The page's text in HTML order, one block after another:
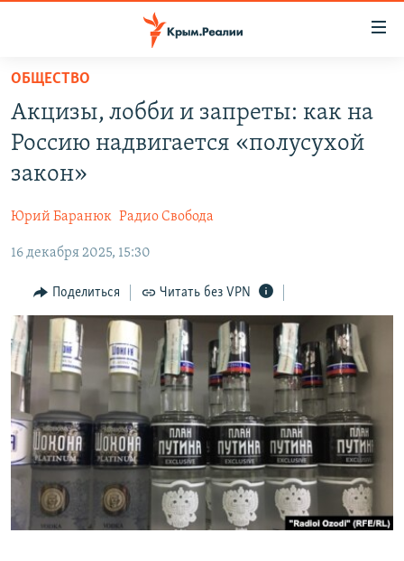
Вернуться
основному
содержанию
главной
навигации
Вернутся
поиску
СПЕЦПРОЕКТЫ
11 ЛЕТ ОККУПАЦИИ КРЫМА. 11 ИСТОРИЙ СОПРОТИВЛЕНИЯ
ЕЩЕ
ИНТЕРАКТИВ
ИНФОГРАФИКА
ТЕЛЕПРОЕКТ КРЫМ.РЕАЛИИ
СОВЕТЫ ПРАВОЗАЩИТНИКОВ
ПРОПАВШИЕ БЕЗ ВЕСТИ
ПОБЕДИТЕЛЕЙ НЕ СУДЯТ?
КРЫМ.НЕПОКОРЕННЫЙ
ELIFBE
УКРАИНСКАЯ ПРОБЛЕМА КРЫМА
РАДІО СВОБОДА
КАК ОБОЙТИ БЛОКИРОВКУ
Українською
Qırımtatar
ПРИСОЕДИНЯЙТЕСЬ!
ОБЩЕСТВО
Акцизы, лобби и запреты: как на
Россию надвигается «полусухой
закон»
Юрий Баранюк Радио Свобода
16 декабря 2025, 15:30
Поделиться Читать без VPN